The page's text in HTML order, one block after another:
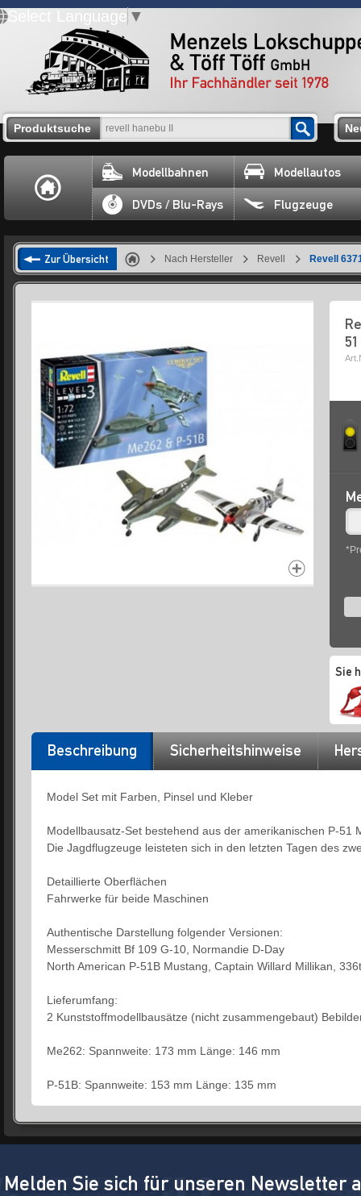
Select Language ▼
Produktsuche
Modellbahnen Modellautos
DVDs / Blu-Rays Flugzeuge
Zur Übersicht Nach Hersteller Revell Revell
51
Sie
Beschreibung Sicherheitshinweise
Model Set mit Farben, Pinsel und Kleber
Modellbausatz-Set bestehend aus der amerikanischen P-51
Die Jagdflugzeuge leisteten sich in den letzten Tagen des
Detaillierte Oberflächen
Fahrwerke für beide Maschinen
Authentische Darstellung folgender Versionen:
Messerschmitt Bf 109 G-10, Normandie D-Day
North American P-51B Mustang, Captain Willard Millikan,
Lieferumfang:
2 Kunststoffmodellbausätze (nicht zusammengebaut)
Me262: Spannweite: 173 mm Länge: 146 mm
P-51B: Spannweite: 153 mm Länge: 135 mm
Melden Sie sich für unseren Newsletter